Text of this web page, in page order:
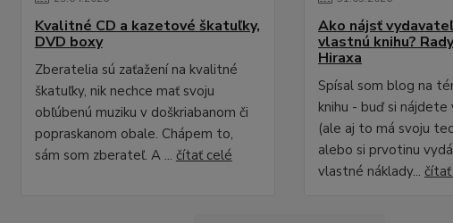
Kvalitné CD a kazetové škatuľky,
DVD boxy
Zberatelia sú zaťažení na kvalitné
škatuľky, nik nechce mať svoju
obľúbenú muziku v doškriabanom či
popraskanom obale. Chápem to,
sám som zberateľ. A ... čítať celé
Ako nájsť
vlastnú knihu?
Hiraxa
Spísal som blog na
knihu - buď si
(ale aj to má svoju
alebo si prvotinu
vlastné náklady...